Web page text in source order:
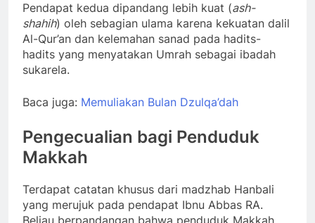
Pendapat kedua dipandang lebih kuat (ash-
shahih) oleh sebagian ulama karena kekuatan dalil
Al-Qur’an dan kelemahan sanad pada hadits-
hadits yang menyatakan Umrah sebagai ibadah
sukarela.
Baca juga: Memuliakan Bulan Dzulqa’dah
Pengecualian bagi Penduduk
Makkah
Terdapat catatan khusus dari madzhab Hanbali
yang merujuk pada pendapat Ibnu Abbas RA.